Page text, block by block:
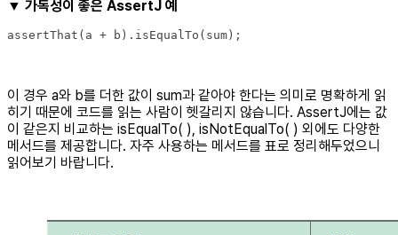
▼ 가독성이 좋은 AssertJ 예
assertThat(a + b).isEqualTo(sum);
이 경우 a와 b를 더한 값이 sum과 같아야 한다는 의미로 명확하게 읽
히기 때문에 코드를 읽는 사람이 헷갈리지 않습니다. AssertJ에는 값
이 같은지 비교하는 isEqualTo( ), isNotEqualTo( ) 외에도 다양한
메서드를 제공합니다. 자주 사용하는 메서드를 표로 정리해두었으니
읽어보기 바랍니다.